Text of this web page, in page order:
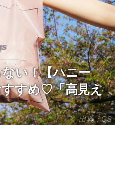
出典：CS
い！【ハニー
すすめ♡「高見え